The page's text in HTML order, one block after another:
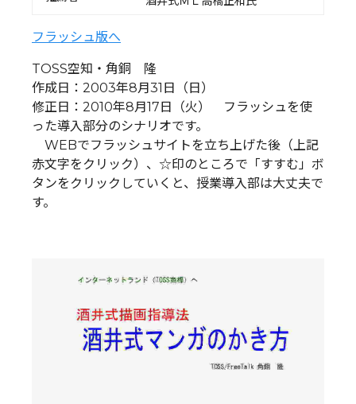
フラッシュ版へ
TOSS空知・角銅 隆
作成日：2003年8月31日（日）
修正日：2010年8月17日（火） フラッシュを使
った導入部分のシナリオです。
WEBでフラッシュサイトを立ち上げた後（上記
赤文字をクリック）、☆印のところで「すすむ」ボ
タンをクリックしていくと、授業導入部は大丈夫で
す。